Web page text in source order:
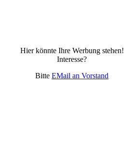
Hier könnte Ihre Werbung stehen!
Interesse?
Bitte EMail an Vorstand